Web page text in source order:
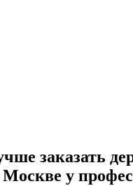
заказать
Москве у